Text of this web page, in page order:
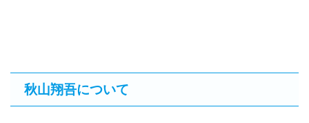
秋山翔吾について